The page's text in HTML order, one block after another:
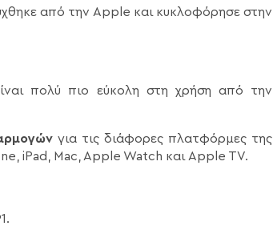
από την Apple και κυκλοφόρησε στην
πολύ πιο εύκολη στη χρήση από την
για τις διάφορες πλατφόρμες της
iPad, Mac, Apple Watch και Apple TV.